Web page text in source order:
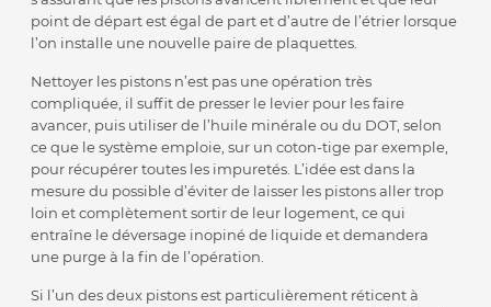
point de départ est égal de part et d’autre de l’étrier lorsque
l’on installe une nouvelle paire de plaquettes.
Nettoyer les pistons n’est pas une opération très
compliquée, il suffit de presser le levier pour les faire
avancer, puis utiliser de l’huile minérale ou du DOT, selon
ce que le système emploie, sur un coton-tige par exemple,
pour récupérer toutes les impuretés. L’idée est dans la
mesure du possible d’éviter de laisser les pistons aller trop
loin et complètement sortir de leur logement, ce qui
entraîne le déversage inopiné de liquide et demandera
une purge à la fin de l’opération.
Si l’un des deux pistons est particulièrement réticent à